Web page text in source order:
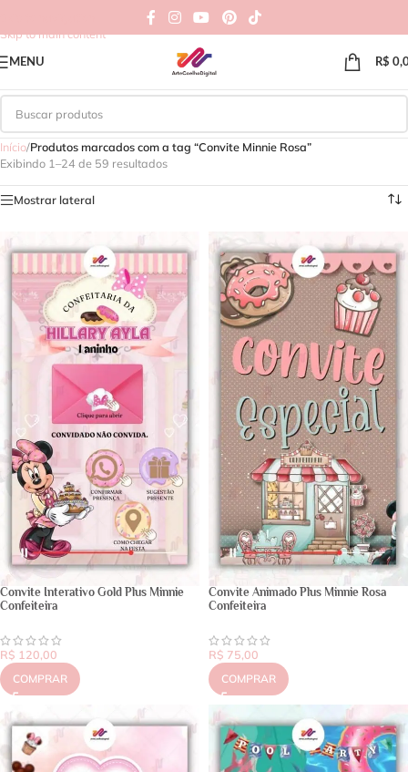
Skip to main content
MENU R$
Início/Produtos marcados com a tag “Convite Minnie Rosa”
Exibindo 1–24 de 59 resultados
Mostrar lateral
Convite Interativo Gold Plus Minnie
Confeiteira
R$ 120,00
COMPRAR
Convite Animado Plus Minnie Rosa
Confeiteira
R$ 75,00
COMPRAR